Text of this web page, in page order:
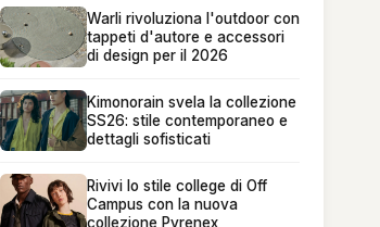
Warli rivoluziona l'outdoor con
tappeti d'autore e accessori
di design per il 2026
Kimonorain svela la collezione
SS26: stile contemporaneo e
dettagli sofisticati
Rivivi lo stile college di Off
Campus con la nuova
collezione Pyrenex